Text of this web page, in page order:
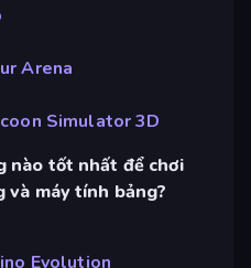
Arena
Simulator 3D
nào tốt nhất để chơi
máy tính bảng?
Evolution